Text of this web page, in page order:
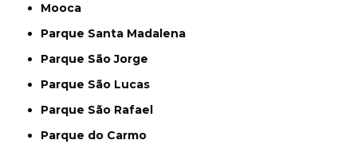
Mooca
Parque Santa Madalena
Parque São Jorge
Parque São Lucas
Parque São Rafael
Parque do Carmo